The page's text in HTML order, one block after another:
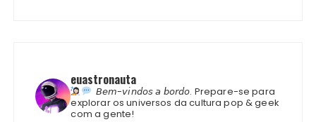
euastronauta
𝘉𝘦𝘮-𝘷𝘪𝘯𝘥𝘰𝘴 𝘢 𝘣𝘰𝘳𝘥𝘰. Prepare-se para
explorar os universos da cultura pop & geek
com a gente!